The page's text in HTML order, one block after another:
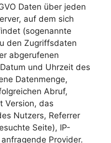
Daten über jeden
auf dem sich
(sogenannte
den Zugriffsdaten
abgerufenen
und Uhrzeit des
Datenmenge,
Abruf,
Version, das
Nutzers, Referrer
Seite), IP-
Provider.